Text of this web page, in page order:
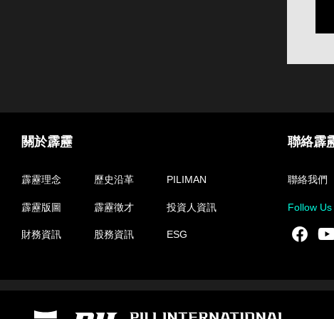
關於霹靂
霹靂理念 歷史沿革 PILIMAN
霹靂版圖 霹靂徵才 投資人資訊
財務資訊 股務資訊 ESG
聯絡霹
聯絡我們
Follow Us